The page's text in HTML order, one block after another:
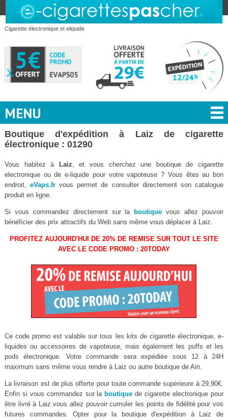
Cigarette électronique et eliquide
MENU
Boutique d'expédition à Laiz de cigarette
électronique : 01290
Vous habitez à Laiz , et vous cherchez une boutique de cigarette
electronique ou de e-liquide pour votre vapoteuse ? Vous êtes au bon
endroit,eVaps.fr vous permet de consulter directement son catalogue
produit en ligne.
Si vous commandez directement sur la boutique vous allez pouvoir
bénéficier des prix attractifs du Web sans même vous déplacer à Laiz.
PROFITEZ AUJOURD'HUI DE 20% DE REMISE SUR TOUT LE SITE
AVEC LE CODE PROMO : 20TODAY
Ce code promo est valable sur tous les kits de cigarette électronique, e-
liquides ou accessoires de vapoteuse, mais également les puffs et les
pods électronique. Votre commande sera expédiée sous 12 à 24H
maximum sans même vous rendre à Laiz ou autre boutique de Ain.
La livraison est de plus offerte pour toute commande supérieure à 29,90€.
Enfin si vous commandez sur la boutique de cigarette electronique pour
être livré à Laiz vous allez pouvoir cumuler les points de fidélité pour vos
futures commandes. Opter pour la boutique d'expédition à Laiz de